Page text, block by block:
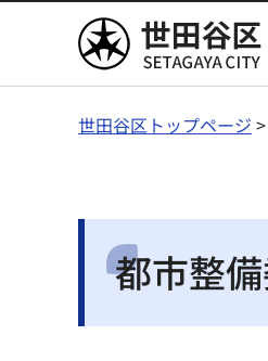
世田谷区
世田谷区トップページ >
都市整